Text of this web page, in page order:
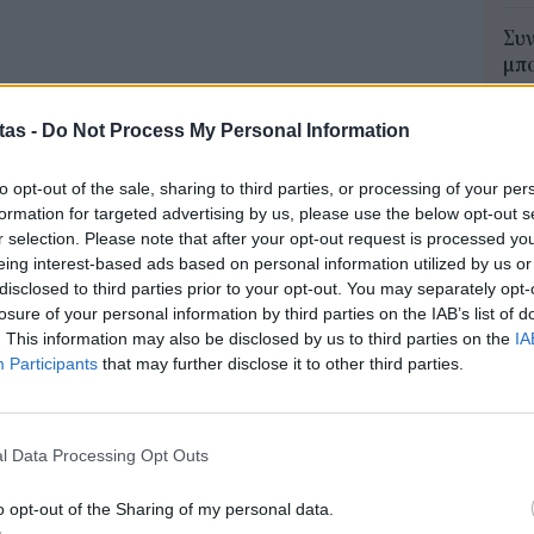
- Do Not Process My Personal Information
opt-out of the sale, sharing to third parties, or processing of your
for targeted advertising by us, please use the below opt-out
selection. Please note that after your opt-out request is processed
interest-based ads based on personal information utilized by us
to third parties prior to your opt-out. You may separately
of your personal information by third parties on the IAB’s list of
This information may also be disclosed by us to third parties on the
Participants that may further disclose it to other third parties.
Data Processing Opt Outs
opt-out of the Sharing of my personal data.
επένδυσε πάνω από 100 εκ. ευρώ, με τα
να κατευθύνονται στην παραγωγή
θεωρείται άκρως επιτυχημένη. Επιτυχίες
σύνορα και δημιούργησαν νέες πηγές
μυθοπλασίας γνωρίζει επιτυχία σε
εσόδων που ήρθαν να ενισχύσουν τα
οι ταινιοθήκες και τα ιστορικά αρχεία που
είναι ιδιοκτήτρια της μεγαλύτερης
03
04